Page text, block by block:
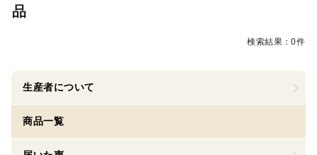
品
検索結果：0件
生産者について
商品一覧